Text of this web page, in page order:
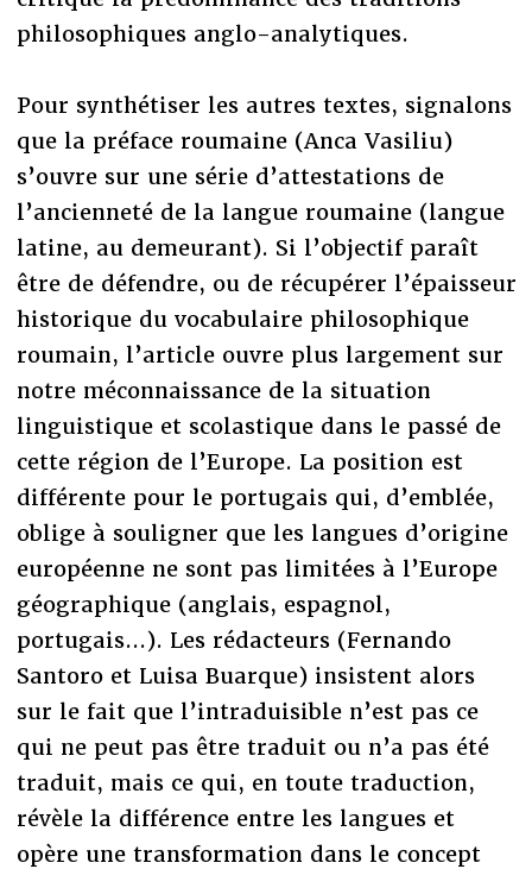
philosophiques anglo-analytiques.
Pour synthétiser les autres textes, signalons
que la préface roumaine (Anca Vasiliu)
s’ouvre sur une série d’attestations de
l’ancienneté de la langue roumaine (langue
latine, au demeurant). Si l’objectif paraît
être de défendre, ou de récupérer l’épaisseur
historique du vocabulaire philosophique
roumain, l’article ouvre plus largement sur
notre méconnaissance de la situation
linguistique et scolastique dans le passé de
cette région de l’Europe. La position est
différente pour le portugais qui, d’emblée,
oblige à souligner que les langues d’origine
européenne ne sont pas limitées à l’Europe
géographique (anglais, espagnol,
portugais...). Les rédacteurs (Fernando
Santoro et Luisa Buarque) insistent alors
sur le fait que l’intraduisible n’est pas ce
qui ne peut pas être traduit ou n’a pas été
traduit, mais ce qui, en toute traduction,
révèle la différence entre les langues et
opère une transformation dans le concept